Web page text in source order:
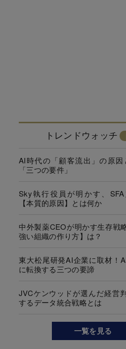
トレンドウォッチ
AI時代の「顧客流出」の原
「三つの要件」
Sky執行役員が明かす、
【本質的原因】とは何か
中外製薬CEOが明かす生存戦
強い組織の作り方】は？
東大松尾研発AI企業に取材！
に転換する三つの要諦
JVCケンウッドが選んだ経営
するデータ統合戦略とは
一覧を見る